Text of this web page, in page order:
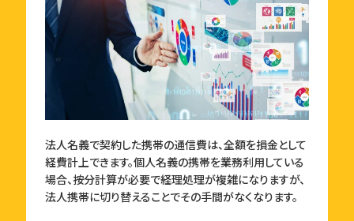
法人名義で契約した携帯の通信費は、全額を損金として
経費計上できます。個人名義の携帯を業務利用している
場合、按分計算が必要で経理処理が複雑になりますが、
法人携帯に切り替えることでその手間がなくなります。